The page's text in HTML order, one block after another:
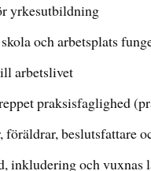
yrkesutbildning
och arbetsplats
arbetslivet
praksisfaglighed
föräldrar, beslutsfattare
inkludering och vuxnas